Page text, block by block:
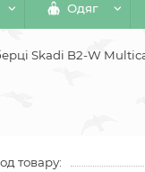
Одяг
Skadi B2-W
товару: